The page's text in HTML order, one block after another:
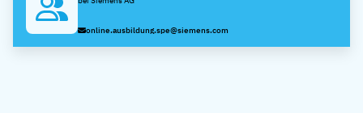
online.ausbildung.spe@siemens.com